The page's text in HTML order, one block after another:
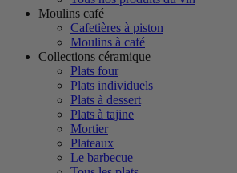
Moulins café
Cafetières à piston
Moulins à café
Collections céramique
Plats four
Plats individuels
Plats à dessert
Plats à tajine
Mortier
Plateaux
Le barbecue